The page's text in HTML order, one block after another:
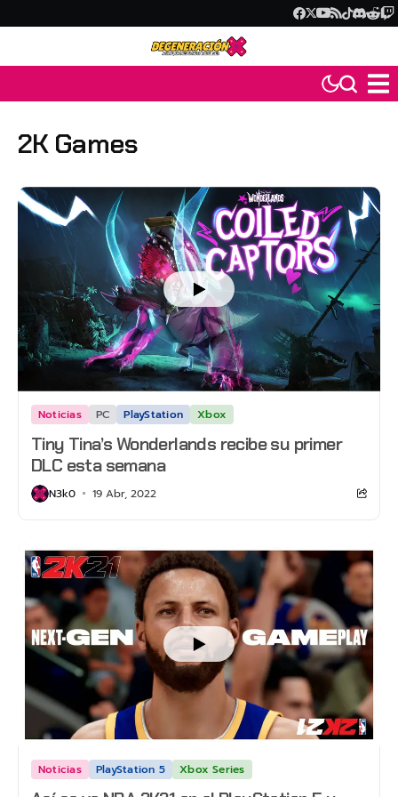
2K Games
Noticias PC PlayStation Xbox
Tiny Tina’s Wonderlands recibe su primer
DLC esta semana
N3k0 19 Abr, 2022
Noticias PlayStation 5 Xbox Series